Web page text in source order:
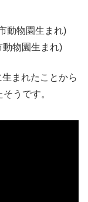
動物園生まれ)
物園生まれ)
まれたことから
うです。